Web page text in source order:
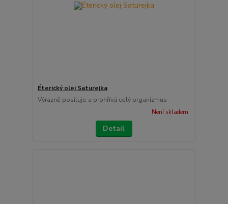
Éterický olej Saturejka
Výrazně posiluje a prohřívá celý organizmus
Není skladem
Detail